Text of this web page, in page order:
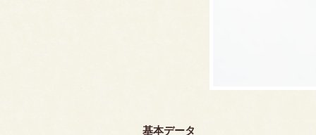
基本データ